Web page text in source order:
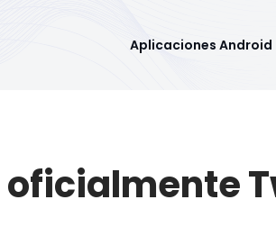
Aplicaciones Android